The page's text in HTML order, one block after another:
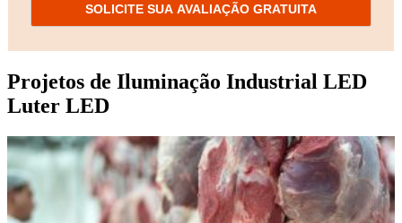
SOLICITE SUA AVALIAÇÃO GRATUITA
Projetos de Iluminação Industrial LED
Luter LED